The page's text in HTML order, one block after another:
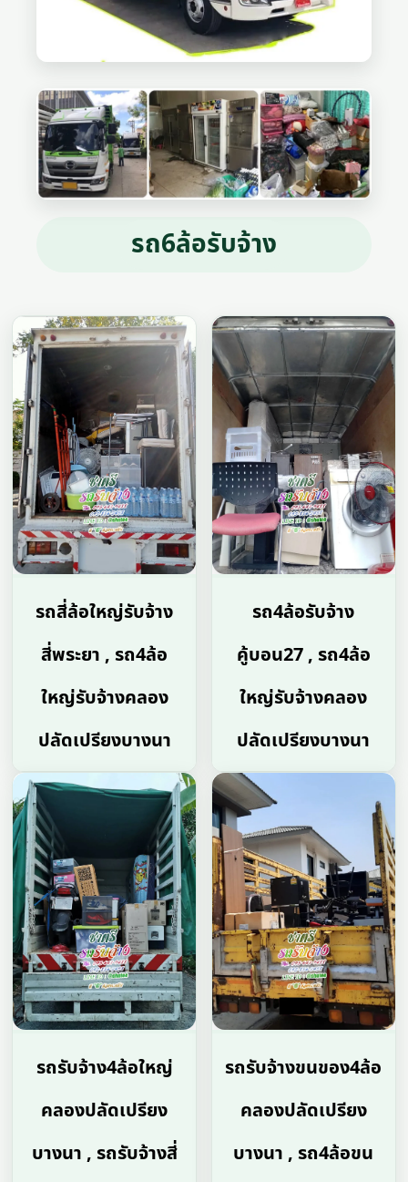
รถ6ล้อรับจ้าง
รถสี่ล้อใหญ่รับจ้าง
สี่พระยา , รถ4ล้อ
ใหญ่รับจ้างคลอง
ปลัดเปรียงบางนา
รถ4ล้อรับจ้าง
คู้บอน27 , รถ4ล้อ
ใหญ่รับจ้างคลอง
ปลัดเปรียงบางนา
รถรับจ้าง4ล้อใหญ่
คลองปลัดเปรียง
บางนา , รถรับจ้างสี่
รถรับจ้างขนของ4ล้อ
คลองปลัดเปรียง
บางนา , รถ4ล้อขน